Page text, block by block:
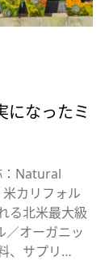
になったミ
：Natural
カリフォル
る北米最大級
／オーガニッ
、サプリ…